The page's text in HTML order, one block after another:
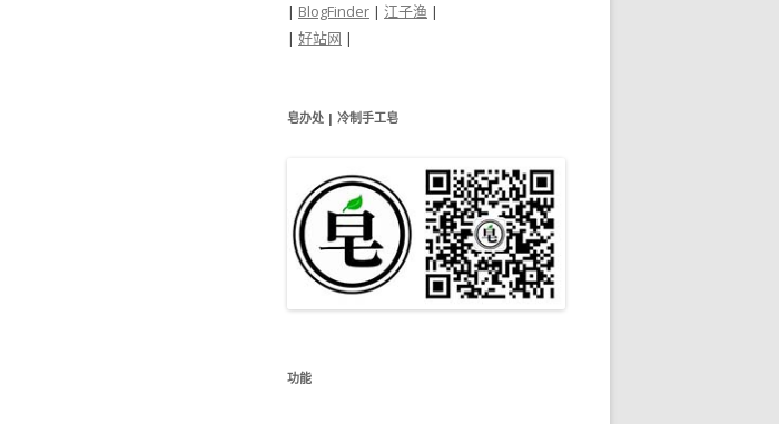
| BlogFinder | 江子渔 |
| 好站网 |
皂办处 | 冷制手工皂
功能